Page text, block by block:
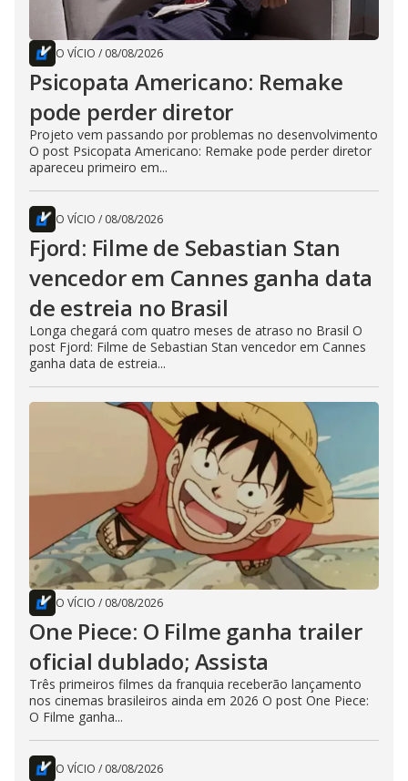
O VÍCIO / 08/08/2026
Psicopata Americano: Remake
pode perder diretor
Projeto vem passando por problemas no desenvolvimento
O post Psicopata Americano: Remake pode perder diretor
apareceu primeiro em...
O VÍCIO / 08/08/2026
Fjord: Filme de Sebastian Stan
vencedor em Cannes ganha data
de estreia no Brasil
Longa chegará com quatro meses de atraso no Brasil O
post Fjord: Filme de Sebastian Stan vencedor em Cannes
ganha data de estreia...
O VÍCIO / 08/08/2026
One Piece: O Filme ganha trailer
oficial dublado; Assista
Três primeiros filmes da franquia receberão lançamento
nos cinemas brasileiros ainda em 2026 O post One Piece:
O Filme ganha...
O VÍCIO / 08/08/2026